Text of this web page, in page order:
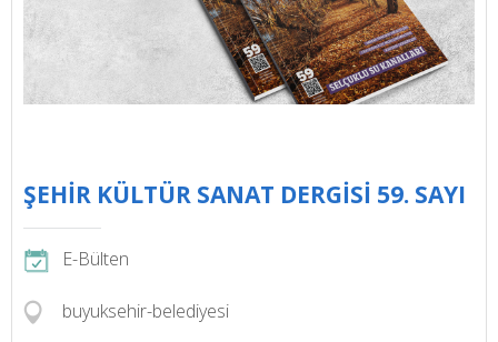
ŞEHİR KÜLTÜR SANAT DERGİSİ 59. SAYI
E-Bülten
buyuksehir-belediyesi